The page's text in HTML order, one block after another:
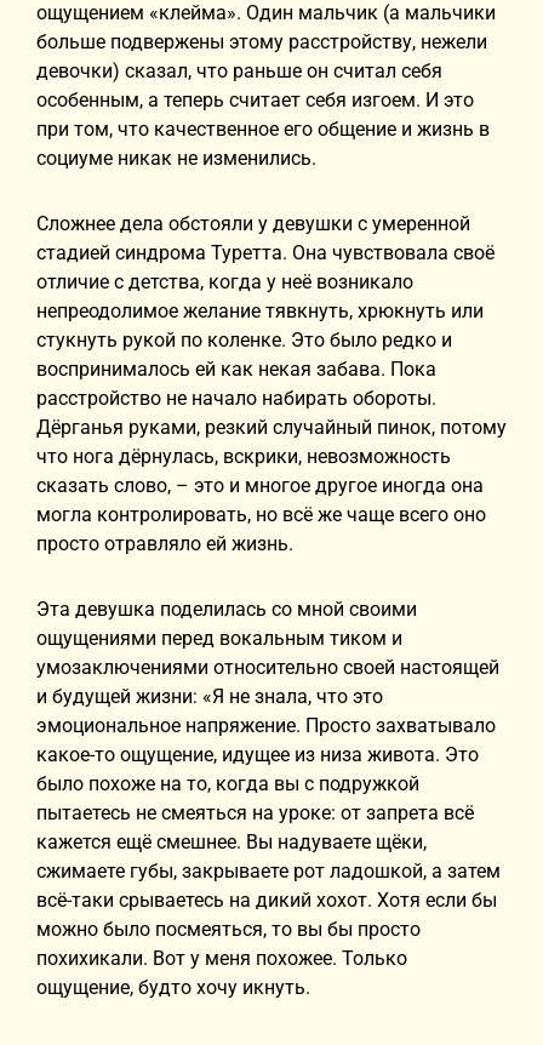
ощущением «клейма». Один мальчик (а мальчики
больше подвержены этому расстройству, нежели
девочки) сказал, что раньше он считал себя
особенным, а теперь считает себя изгоем. И это
при том, что качественное его общение и жизнь в
социуме никак не изменились.
Сложнее дела обстояли у девушки с умеренной
стадией синдрома Туретта. Она чувствовала своё
отличие с детства, когда у неё возникало
непреодолимое желание тявкнуть, хрюкнуть или
стукнуть рукой по коленке. Это было редко и
воспринималось ей как некая забава. Пока
расстройство не начало набирать обороты.
Дёрганья руками, резкий случайный пинок, потому
что нога дёрнулась, вскрики, невозможность
сказать слово, – это и многое другое иногда она
могла контролировать, но всё же чаще всего оно
просто отравляло ей жизнь.
Эта девушка поделилась со мной своими
ощущениями перед вокальным тиком и
умозаключениями относительно своей настоящей
и будущей жизни: «Я не знала, что это
эмоциональное напряжение. Просто захватывало
какое-то ощущение, идущее из низа живота. Это
было похоже на то, когда вы с подружкой
пытаетесь не смеяться на уроке: от запрета всё
кажется ещё смешнее. Вы надуваете щёки,
сжимаете губы, закрываете рот ладошкой, а затем
всё-таки срываетесь на дикий хохот. Хотя если бы
можно было посмеяться, то вы бы просто
похихикали. Вот у меня похожее. Только
ощущение, будто хочу икнуть.